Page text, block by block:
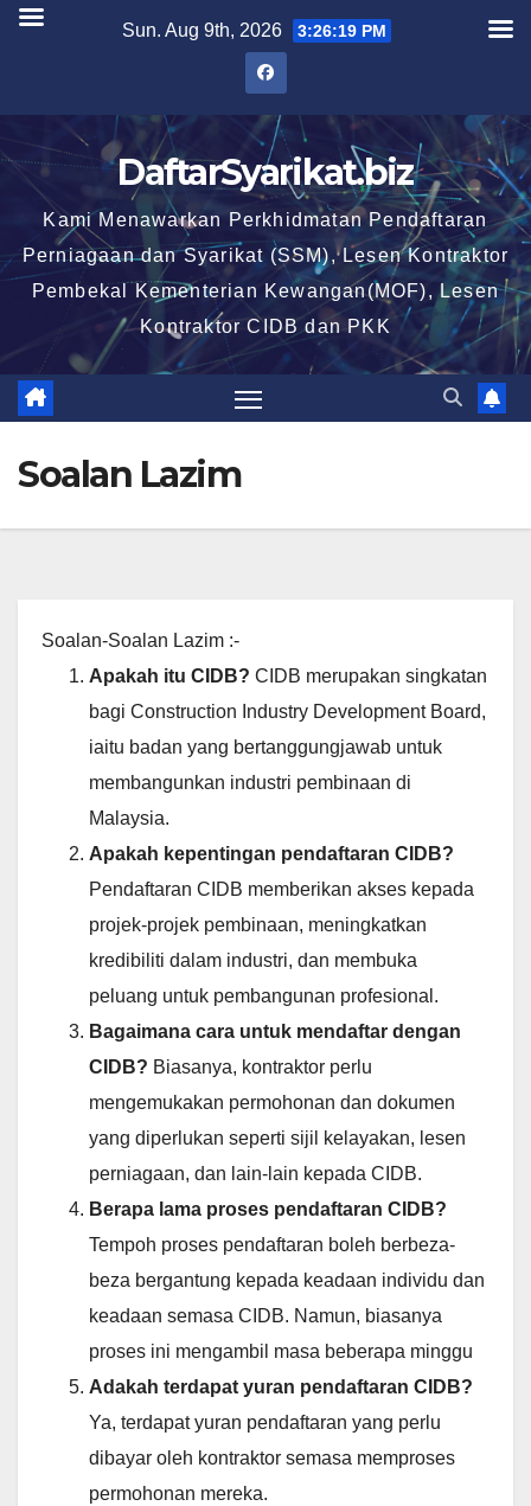
Skip
Sun. Aug 9th, 2026 3:26:19 PM
DaftarSyarikat.biz
Kami Menawarkan Perkhidmatan Pendaftaran
Perniagaan dan Syarikat (SSM), Lesen Kontraktor
Pembekal Kementerian Kewangan(MOF), Lesen
Kontraktor CIDB dan PKK
Soalan Lazim
Soalan-Soalan Lazim :-
Apakah itu CIDB? CIDB merupakan singkatan
bagi Construction Industry Development Board,
iaitu badan yang bertanggungjawab untuk
membangunkan industri pembinaan di
Malaysia.
Apakah kepentingan pendaftaran CIDB?
Pendaftaran CIDB memberikan akses kepada
projek-projek pembinaan, meningkatkan
kredibiliti dalam industri, dan membuka
peluang untuk pembangunan profesional.
Bagaimana cara untuk mendaftar dengan
CIDB? Biasanya, kontraktor perlu
mengemukakan permohonan dan dokumen
yang diperlukan seperti sijil kelayakan, lesen
perniagaan, dan lain-lain kepada CIDB.
Berapa lama proses pendaftaran CIDB?
Tempoh proses pendaftaran boleh berbeza-
beza bergantung kepada keadaan individu dan
keadaan semasa CIDB. Namun, biasanya
proses ini mengambil masa beberapa minggu
Adakah terdapat yuran pendaftaran CIDB?
Ya, terdapat yuran pendaftaran yang perlu
dibayar oleh kontraktor semasa memproses
permohonan mereka.